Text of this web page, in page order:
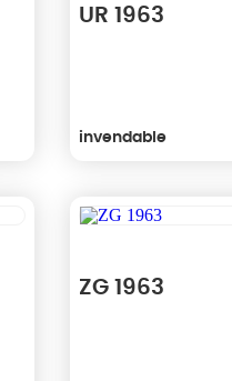
UR 1963
invendable
ZG 1963